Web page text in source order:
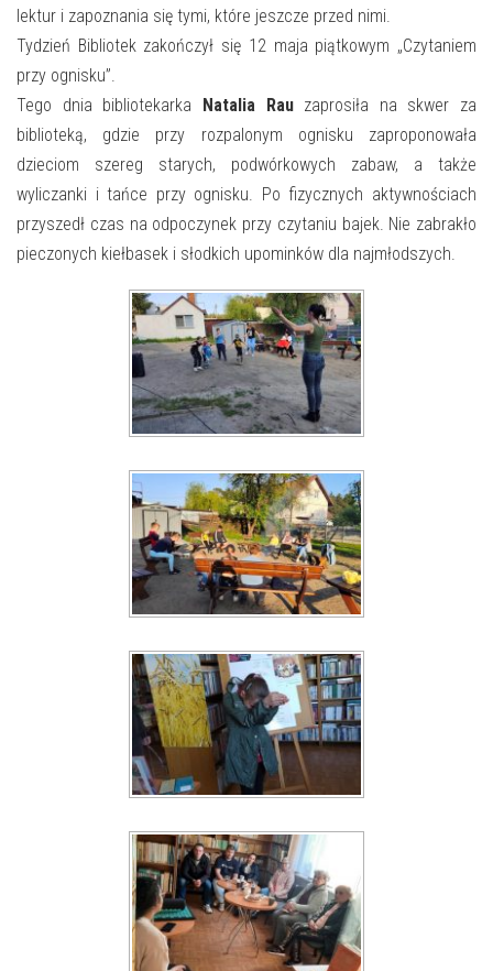
lektur i zapoznania się tymi, które jeszcze przed nimi.
Tydzień Bibliotek zakończył się 12 maja piątkowym „Czytaniem
przy ognisku”.
Tego dnia bibliotekarka Natalia Rauzaprosiła na skwer za
biblioteką, gdzie przy rozpalonym ognisku zaproponowała
dzieciom szereg starych, podwórkowych zabaw, a także
wyliczanki i tańce przy ognisku. Po fizycznych aktywnościach
przyszedł czas na odpoczynek przy czytaniu bajek. Nie zabrakło
pieczonych kiełbasek i słodkich upominków dla najmłodszych.